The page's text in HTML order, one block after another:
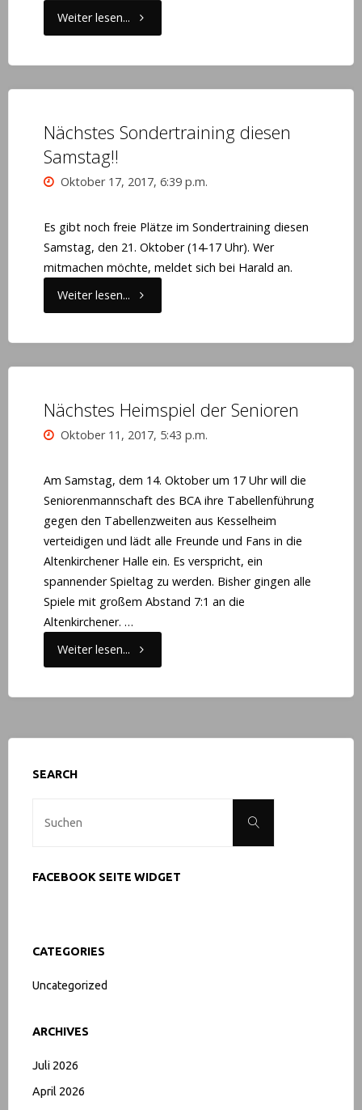
Weiter lesen..."BCA
Tabellenzweiten
5:3"
Nächstes Sondertraining diesen
Samstag!!
Oktober 17, 2017, 6:39 p.m.
Es gibt noch freie Plätze im Sondertraining diesen
Samstag, den 21. Oktober (14-17 Uhr). Wer
mitmachen möchte, meldet sich bei Harald an.
Weiter lesen..."Nächstes
diesen
Nächstes Heimspiel der Senioren
Oktober 11, 2017, 5:43 p.m.
Am Samstag, dem 14. Oktober um 17 Uhr will die
Seniorenmannschaft des BCA ihre Tabellenführung
gegen den Tabellenzweiten aus Kesselheim
verteidigen und lädt alle Freunde und Fans in die
Altenkirchener Halle ein. Es verspricht, ein
spannender Spieltag zu werden. Bisher gingen alle
Spiele mit großem Abstand 7:1 an die
Altenkirchener. …
Weiter lesen..."Nächstes
SEARCH
Suchen
FACEBOOK SEITE WIDGET
CATEGORIES
Uncategorized
ARCHIVES
Juli 2026
April 2026